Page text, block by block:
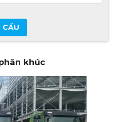
CẦU
khúc